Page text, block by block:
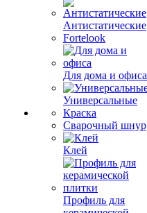
Антистатические
Fortelook
Для дома и офиса
Универсальные
Краска
Сварочный шнур
Клей
Профиль для